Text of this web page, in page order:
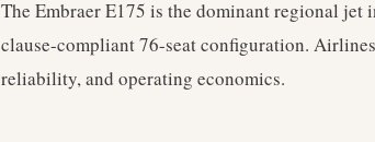
The Embraer E175 is the dominant regional
clause-compliant 76-seat configuration.
reliability, and operating economics.